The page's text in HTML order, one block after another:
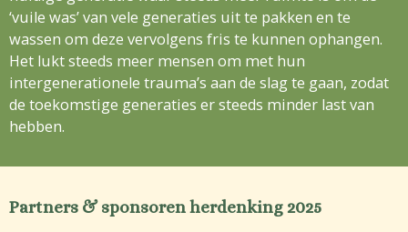
‘vuile was’ van vele generaties uit te pakken en te
wassen om deze vervolgens fris te kunnen ophangen.
Het lukt steeds meer mensen om met hun
intergenerationele trauma’s aan de slag te gaan, zodat
de toekomstige generaties er steeds minder last van
hebben.
Partners & sponsoren herdenking 2025